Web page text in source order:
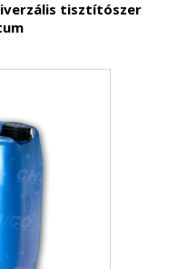
tisztítószer